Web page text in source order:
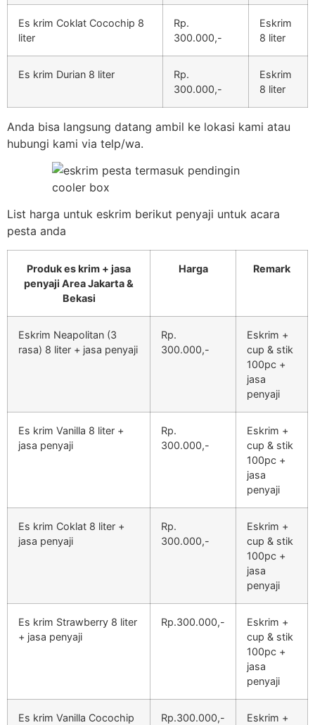
Es krim Coklat Cocochip 8
liter
Rp.
300.000,-
Eskrim
8 liter
Es krim Durian 8 liter
Rp.
300.000,-
Eskrim
8 liter
Anda bisa langsung datang ambil ke lokasi kami atau
hubungi kami via telp/wa.
List harga untuk eskrim berikut penyaji untuk acara
pesta anda
Produk es krim + jasa
penyaji Area Jakarta &
Bekasi
Harga Remark
Eskrim Neapolitan (3
rasa) 8 liter + jasa penyaji
Rp.
300.000,-
Eskrim +
cup & stik
100pc +
jasa
penyaji
Es krim Vanilla 8 liter +
jasa penyaji
Rp.
300.000,-
Eskrim +
cup & stik
100pc +
jasa
penyaji
Es krim Coklat 8 liter +
jasa penyaji
Rp.
300.000,-
Eskrim +
cup & stik
100pc +
jasa
penyaji
Es krim Strawberry 8 liter
+ jasa penyaji
Rp.300.000,-
Eskrim +
cup & stik
100pc +
jasa
penyaji
Es krim Vanilla Cocochip
Rp.300.000,-
Eskrim +